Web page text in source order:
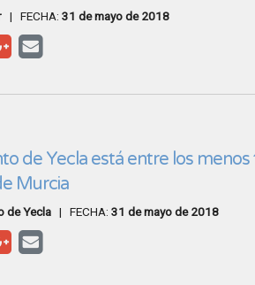
| FECHA: 31 de mayo de 2018
de Yecla está entre los
Murcia
de Yecla | FECHA: 31 de mayo de 2018